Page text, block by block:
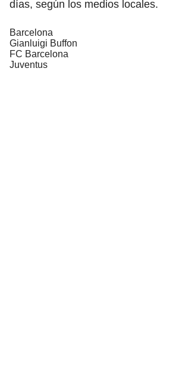
días, según los medios locales.
Barcelona
Gianluigi Buffon
FC Barcelona
Juventus